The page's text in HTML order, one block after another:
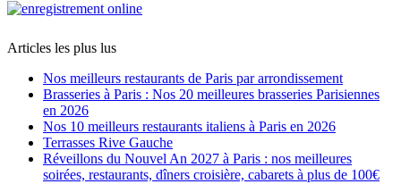
Articles les plus lus
Nos meilleurs restaurants de Paris par arrondissement
Brasseries à Paris : Nos 20 meilleures brasseries Parisiennes
en 2026
Nos 10 meilleurs restaurants italiens à Paris en 2026
Terrasses Rive Gauche
Réveillons du Nouvel An 2027 à Paris : nos meilleures
soirées, restaurants, dîners croisière, cabarets à plus de 100€